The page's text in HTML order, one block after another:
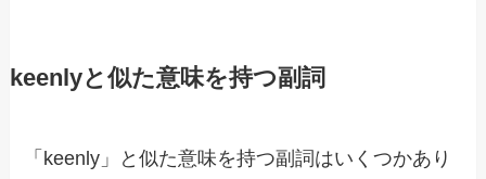
keenlyと似た意味を持つ副詞
「keenly」と似た意味を持つ副詞はいくつかあり